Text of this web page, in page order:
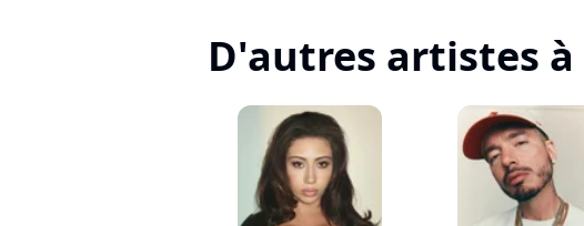
D'autres artistes